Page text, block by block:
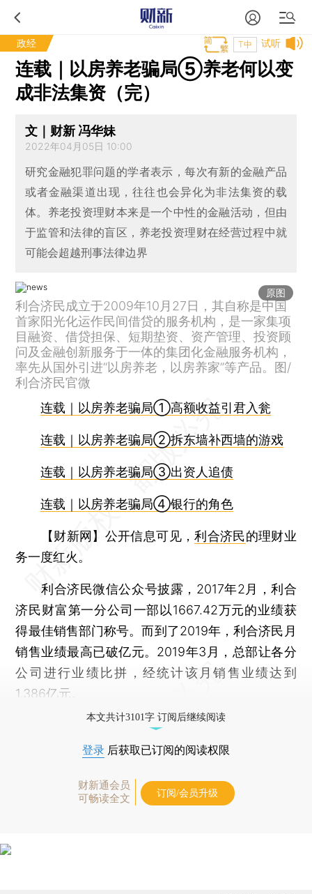
政经 试听
T中
连载｜以房养老骗局⑤养老何以变
成非法集资（完）
文｜财新 冯华妹
2022年04月05日 10:00
研究金融犯罪问题的学者表示，每次有新的金融产品
或者金融渠道出现，往往也会异化为非法集资的载
体。养老投资理财本来是一个中性的金融活动，但由
于监管和法律的盲区，养老投资理财在经营过程中就
可能会超越刑事法律边界
原图
利合济民成立于2009年10月27日，其自称是中国
首家阳光化运作民间借贷的服务机构，是一家集项
目融资、借贷担保、短期垫资、资产管理、投资顾
问及金融创新服务于一体的集团化金融服务机构，
率先从国外引进“以房养老，以房养家”等产品。图/
利合济民官微
连载｜以房养老骗局①高额收益引君入瓮
连载｜以房养老骗局②拆东墙补西墙的游戏
连载｜以房养老骗局③出资人追债
连载｜以房养老骗局④银行的角色
【财新网】 公开信息可见，利合济民的理财业
务一度红火。
利合济民微信公众号披露，2017年2月，利合
济民财富第一分公司一部以1667.42万元的业绩获
得最佳销售部门称号。而到了2019年，利合济民月
销售业绩最高已破亿元。2019年3月，总部让各分
公司进行业绩比拼，经统计该月销售业绩达到
1.386亿元。
本文共计3101字 订阅后继续阅读
登录 后获取已订阅的阅读权限
财新通会员
可畅读全文
订阅/会员升级